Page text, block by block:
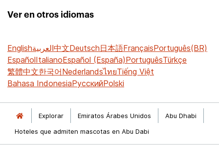
Ver en otros idiomas
Englishالعربية中文Deutsch日本語FrançaisPortuguês(BR)
EspañolItalianoEspañol (España)PortuguêsTürkçe
繁體中文한국어NederlandsไทยTiếng Việt
Bahasa IndonesiaРусскийPolski
Explorar Emiratos Árabes Unidos
Abu Dhabi
Hoteles que admiten mascotas en Abu Dabi